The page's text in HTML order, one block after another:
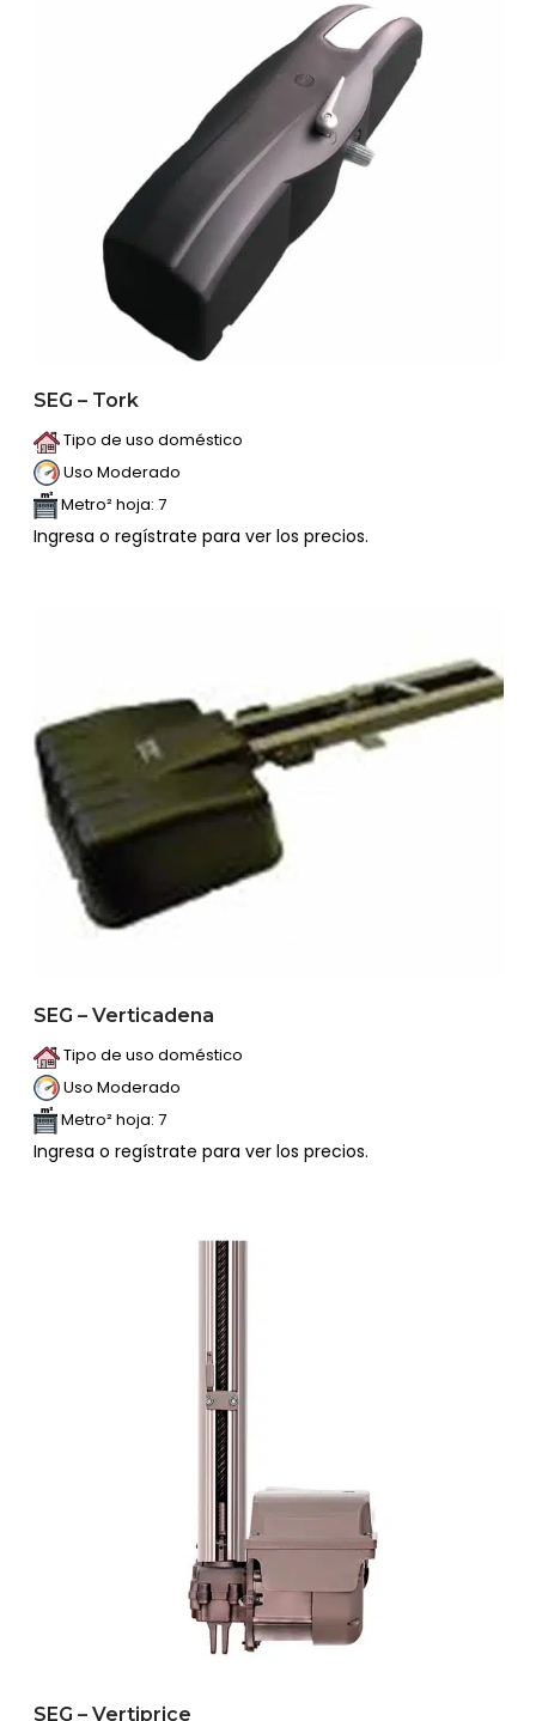
SEG – Tork
Tipo de uso doméstico
Uso Moderado
Metro² hoja: 7
Ingresa o regístrate para ver los precios.
SEG – Verticadena
Tipo de uso doméstico
Uso Moderado
Metro² hoja: 7
Ingresa o regístrate para ver los precios.
SEG – Vertiprice